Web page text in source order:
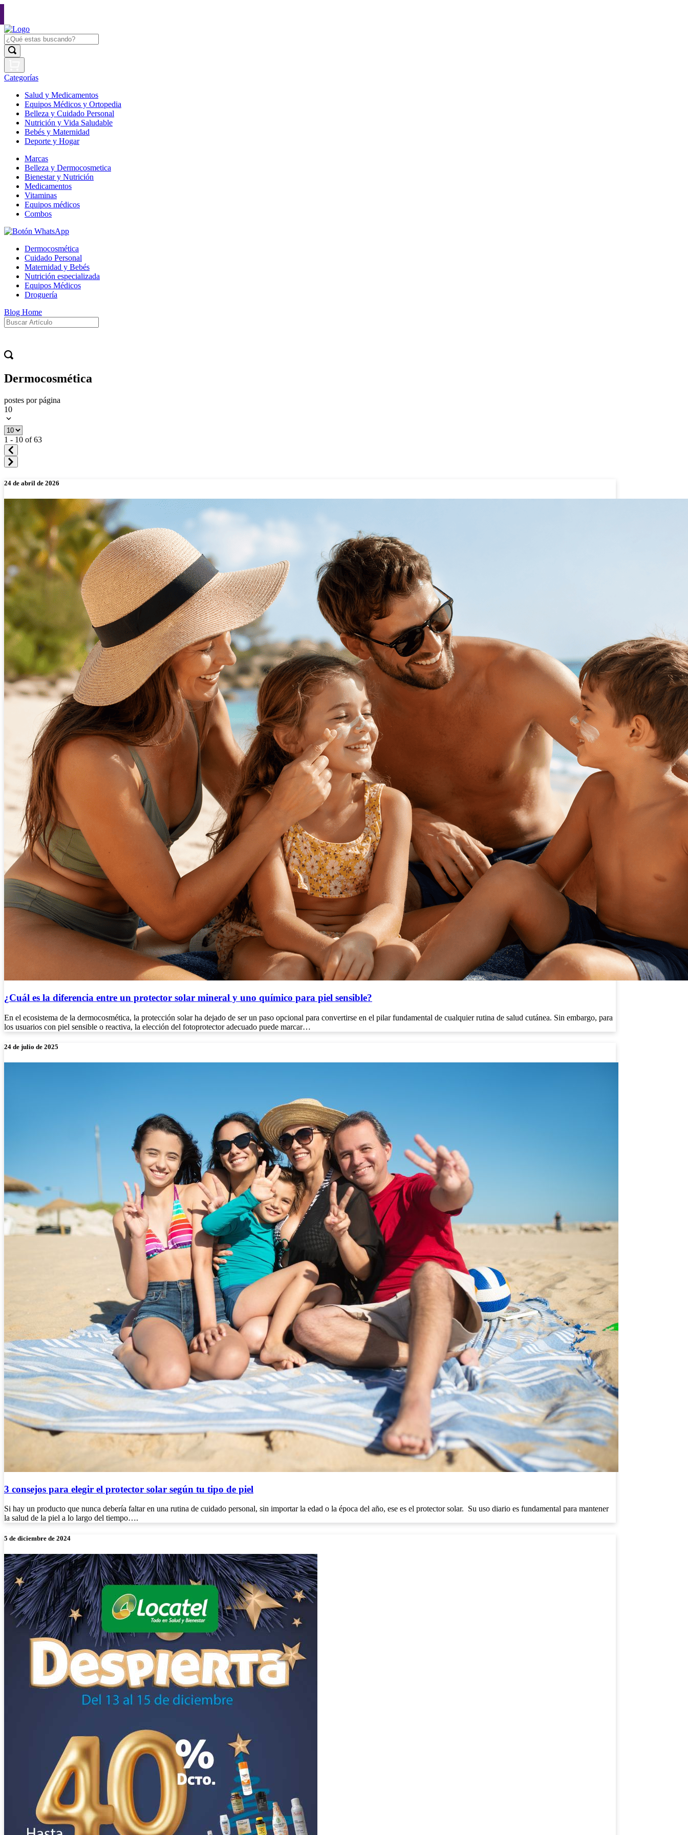
Categorías
Salud y Medicamentos
Equipos Médicos y Ortopedia
Belleza y Cuidado Personal
Nutrición y Vida Saludable
Bebés y Maternidad
Deporte y Hogar
Marcas
Belleza y Dermocosmetica
Bienestar y Nutrición
Medicamentos
Vitaminas
Equipos médicos
Combos
Dermocosmética
Cuidado Personal
Maternidad y Bebés
Nutrición especializada
Equipos Médicos
Droguería
Blog Home
Dermocosmética
postes por página
10
1 - 10 of 63
24 de abril de 2026
¿Cuál es la diferencia entre un protector solar mineral y uno químico para piel sensible?
En el ecosistema de la dermocosmética, la protección solar ha dejado de ser un paso opcional para convertirse en el pilar fundamental de cualquier rutina de salud cutánea. Sin embargo, para
los usuarios con piel sensible o reactiva, la elección del fotoprotector adecuado puede marcar…
24 de julio de 2025
3 consejos para elegir el protector solar según tu tipo de piel
Si hay un producto que nunca debería faltar en una rutina de cuidado personal, sin importar la edad o la época del año, ese es el protector solar. Su uso diario es fundamental para mantener
la salud de la piel a lo largo del tiempo….
5 de diciembre de 2024